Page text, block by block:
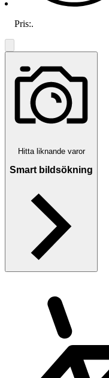
Pris:.
Hitta liknande varor
Smart bildsökning